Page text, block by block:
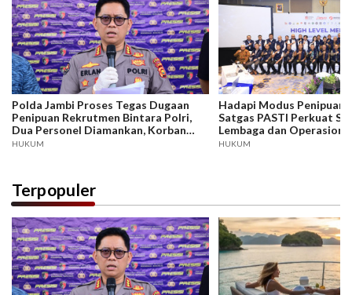
Polda Jambi Proses Tegas Dugaan
Penipuan Rekrutmen Bintara Polri,
Dua Personel Diamankan, Korban
Dari Rakyat Biasa Hingga Perwira,
HUKUM
Hadapi Modus Penipuan
Satgas PASTI Perkuat
Lembaga dan
Anti-Scam
HUKUM
Terpopuler